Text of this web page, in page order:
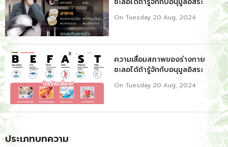
On Tuesday 20 Aug, 2024
ความเสื่อมสภาพของร่างกาย
ชะลอได้ถ้ารู้จักกับอนุมูลอิสระ
On Tuesday 20 Aug, 2024
ประเภทบทความ